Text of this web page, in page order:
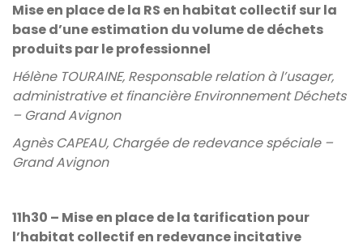
Mise en place de la RS en habitat collectif sur la
base d’une estimation du volume de déchets
produits par le professionnel
Hélène TOURAINE, Responsable relation à l’usager,
administrative et financière Environnement Déchets
– Grand Avignon
Agnès CAPEAU, Chargée de redevance spéciale –
Grand Avignon
11h30 – Mise en place de la tarification pour
l’habitat collectif en redevance incitative